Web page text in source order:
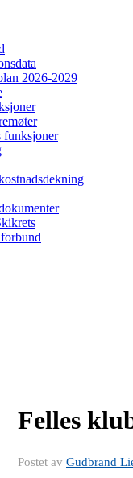
2026-2029
funksjoner
Felles
Postet av Gudbrand